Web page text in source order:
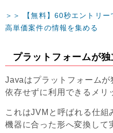
＞＞ 【無料】60秒エントリ
高単価案件の情報を集める
プラットフォームが
Javaはプラットフォーム
依存せずに利用できるメリ
これはJVMと呼ばれる仕組
機器に合った形へ変換して